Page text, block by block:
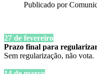
Publicado por
27 de fevereiro
Prazo final para
Sem regularização, não vota.